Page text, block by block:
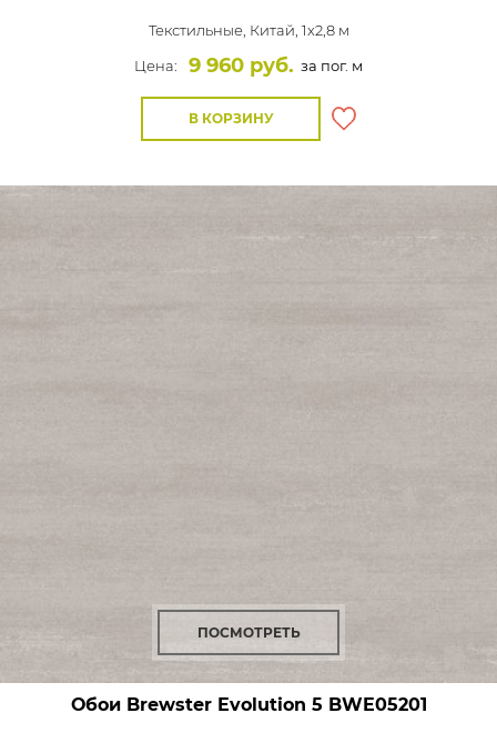
Текстильные, Китай, 1x2,8 м
Цена:
9 960 руб. за пог. м
В КОРЗИНУ
ПОСМОТРЕТЬ
Обои Brewster Evolution 5 BWE05201